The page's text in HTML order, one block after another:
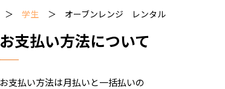
学生 オーブンレンジ レンタル
お支払い方法について
お支払い方法は月払いと一括払いの